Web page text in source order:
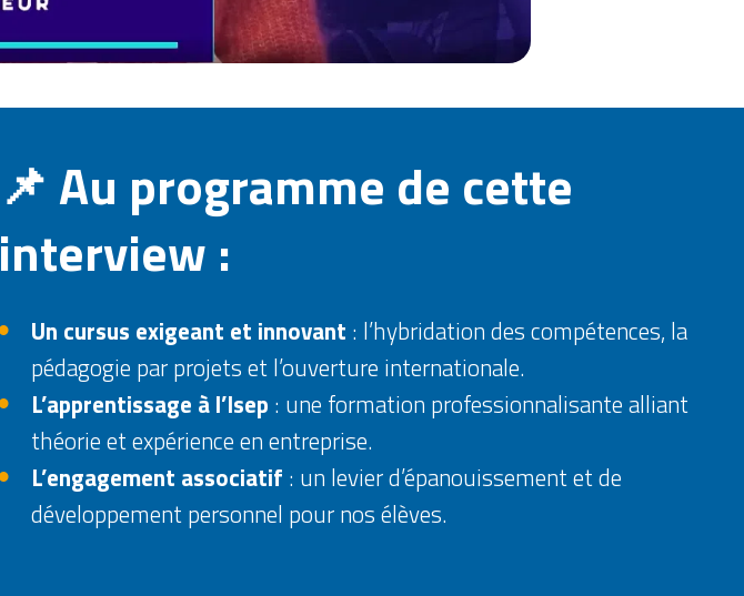
📌 Au programme de cette
interview :
Un cursus exigeant et innovant : l’hybridation des compétences, la
pédagogie par projets et l’ouverture internationale.
L’apprentissage à l’Isep : une formation professionnalisante alliant
théorie et expérience en entreprise.
L’engagement associatif : un levier d’épanouissement et de
développement personnel pour nos élèves.